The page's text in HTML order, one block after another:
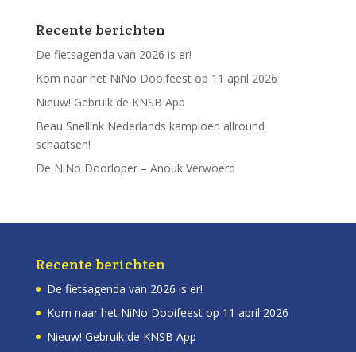
Recente berichten
De fietsagenda van 2026 is er!
Kom naar het NiNo Dooifeest op 11 april 2026
Nieuw! Gebruik de KNSB App
Beau Snellink Nederlands kampioen allround
schaatsen!
De NiNo Doorloper – Anouk Verwoerd
Recente berichten
De fietsagenda van 2026 is er!
Kom naar het NiNo Dooifeest op 11 april 2026
Nieuw! Gebruik de KNSB App